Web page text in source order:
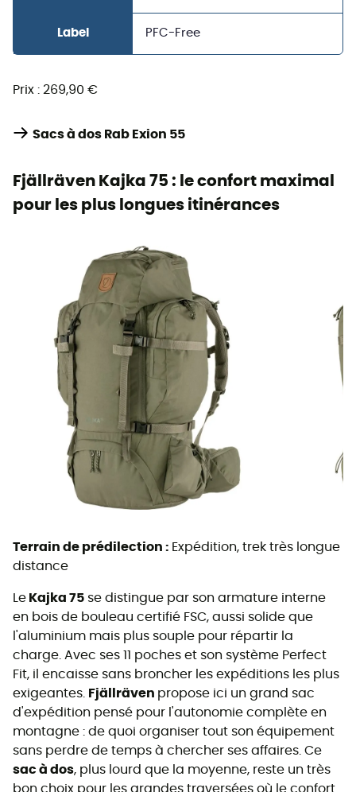
Label PFC-Free
Prix : 269,90 €
Sacs à dos Rab Exion 55
Fjällräven Kajka 75 : le confort maximal
pour les plus longues itinérances
Terrain de prédilection : Expédition, trek très longue
distance
Le Kajka 75 se distingue par son armature interne
en bois de bouleau certifié FSC, aussi solide que
l'aluminium mais plus souple pour répartir la
charge. Avec ses 11 poches et son système Perfect
Fit, il encaisse sans broncher les expéditions les plus
exigeantes.
Fjällräven propose ici un grand sac
d'expédition pensé pour l'autonomie complète en
montagne : de quoi organiser tout son équipement
sans perdre de temps à chercher ses affaires. Ce
sac à dos, plus lourd que la moyenne, reste un très
bon choix pour les grandes traversées où le confort